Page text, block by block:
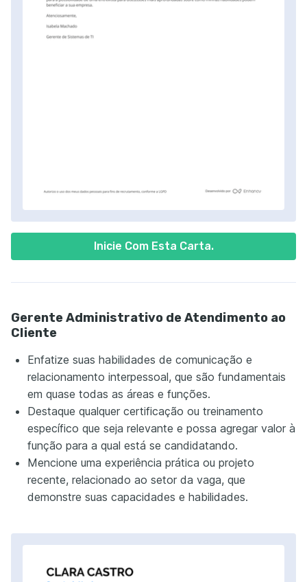
Inicie Com Esta Carta.
Gerente Administrativo de Atendimento ao
Cliente
Enfatize suas habilidades de comunicação e
relacionamento interpessoal, que são fundamentais
em quase todas as áreas e funções.
Destaque qualquer certificação ou treinamento
específico que seja relevante e possa agregar valor à
função para a qual está se candidatando.
Mencione uma experiência prática ou projeto
recente, relacionado ao setor da vaga, que
demonstre suas capacidades e habilidades.